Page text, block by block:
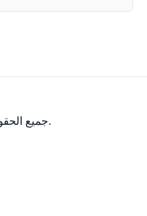
© 2026 Kalstein. جميع الحقوق محفوظة.